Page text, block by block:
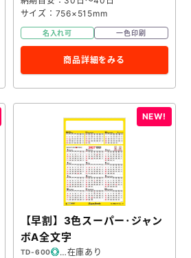
サイズ：756×515mm
名入れ可 一色印刷
商品詳細をみる
【早割】3色スーパー･ジャン
ボA全文字
TD-600
在庫あり